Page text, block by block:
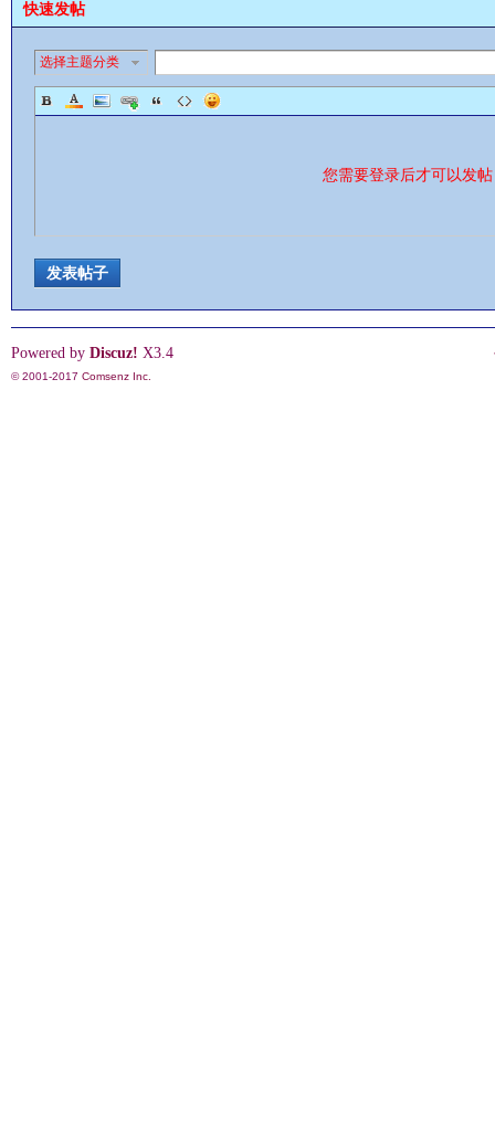
快速发帖
选择主题分类
您需要登录后才可以发
发表帖子
Powered by Discuz! X3.4
© 2001-2017 Comsenz Inc.